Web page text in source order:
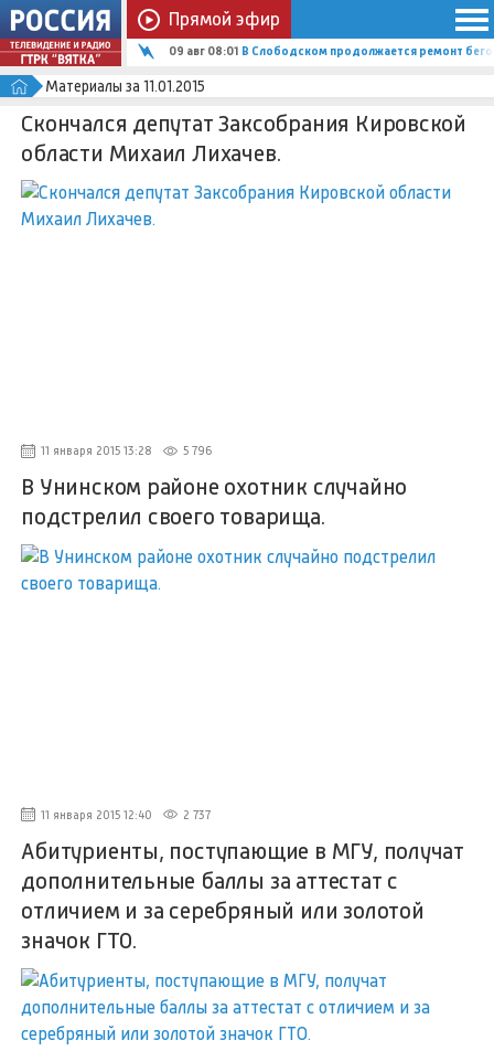
Прямой эфир
09 авг 08:01 В Слободском продолжается ремонт
Материалы за 11.01.2015
Скончался депутат Заксобрания Кировской
области Михаил Лихачев.
11 января 2015 13:28 5 796
В Унинском районе охотник случайно
подстрелил своего товарища.
11 января 2015 12:40 2 737
Абитуриенты, поступающие в МГУ, получат
дополнительные баллы за аттестат с
отличием и за серебряный или золотой
значок ГТО.